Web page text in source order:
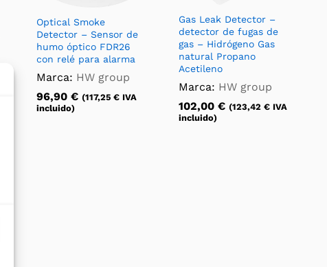
Optical Smoke
Detector – Sensor de
humo óptico FDR26
con relé para alarma
Marca: HW group
96,90€ (117,25€ IVA
incluido)
Gas Leak Detector –
detector de fugas de
gas – Hidrógeno Gas
natural Propano
Acetileno
Marca: HW group
102,00€ (123,42€ IVA
incluido)